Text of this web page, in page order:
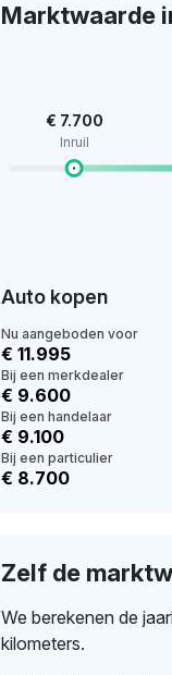
Marktwaarde
€ 7.700
Inruil
Auto kopen
Nu aangeboden voor
€ 11.995
Bij een merkdealer
€ 9.600
Bij een handelaar
€ 9.100
Bij een particulier
€ 8.700
Zelf de
We berekenen de
kilometers.